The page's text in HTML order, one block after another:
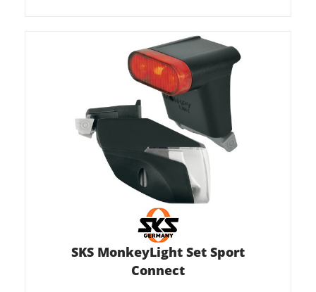
SKS MonkeyLight Set Sport
Connect